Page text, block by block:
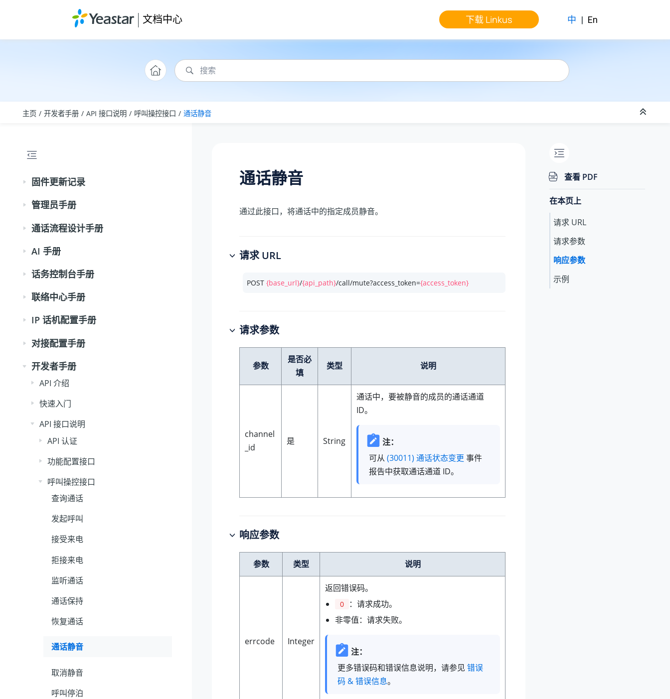
文档中心 下载 Linkus 中 | En
主页 开发者手册 API 接口说明 呼叫操控接口 通话静音
固件更新记录
管理员手册
通话流程设计手册
AI 手册
话务控制台手册
联络中心手册
IP 话机配置手册
对接配置手册
开发者手册
API 介绍
快速入门
API 接口说明
API 认证
功能配置接口
呼叫操控接口
查询通话
发起呼叫
接受来电
拒接来电
监听通话
通话保持
恢复通话
通话静音
取消静音
呼叫停泊
通话静音
通过此接口，将通话中的指定成员静音。
请求 URL
POST {base_url}/{api_path}/call/mute?access_token={access_token}
请求参数
参数
是否必
填
类型 说明
channel
_id
是 String
通话中，要被静音的成员的通话通道
ID。
注：
可从 (30011) 通话状态变更 事件
报告中获取通话通道 ID。
响应参数
参数 类型 说明
errcode Integer
返回错误码。
0
：请求成功。
非零值：请求失败。
注：
更多错误码和错误信息说明，请参见 错误
码 & 错误信息。
查看 PDF
在本页上
请求 URL
请求参数
响应参数
示例